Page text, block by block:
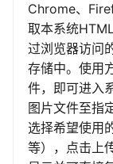
Chrome、
取本系统
过浏览器访问
存储中。使用
件，即可进入
图片文件至指
选择希望使用
等），点击上